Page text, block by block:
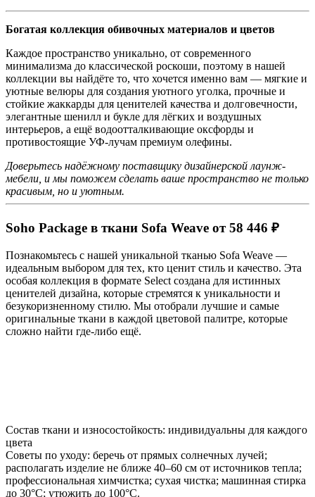
Богатая коллекция обивочных материалов и цветов
Каждое пространство уникально, от современного
минимализма до классической роскоши, поэтому в нашей
коллекции вы найдёте то, что хочется именно вам — мягкие и
уютные велюры для создания уютного уголка, прочные и
стойкие жаккарды для ценителей качества и долговечности,
элегантные шенилл и букле для лёгких и воздушных
интерьеров, а ещё водоотталкивающие оксфорды и
противостоящие УФ-лучам премиум олефины.
Доверьтесь надёжному поставщику дизайнерской лаунж-
мебели, и мы поможем сделать ваше пространство не только
красивым, но и уютным.
Soho Package в ткани Sofa Weave от 58 446 ₽
Познакомьтесь с нашей уникальной тканью Sofa Weave —
идеальным выбором для тех, кто ценит стиль и качество. Эта
особая коллекция в формате Select создана для истинных
ценителей дизайна, которые стремятся к уникальности и
безукоризненному стилю. Мы отобрали лучшие и самые
оригинальные ткани в каждой цветовой палитре, которые
сложно найти где-либо ещё.
Состав ткани и износостойкость: индивидуальны для каждого
цвета
Советы по уходу: беречь от прямых солнечных лучей;
располагать изделие не ближе 40–60 см от источников тепла;
профессиональная химчистка; сухая чистка; машинная стирка
до 30°C; утюжить до 100°C.